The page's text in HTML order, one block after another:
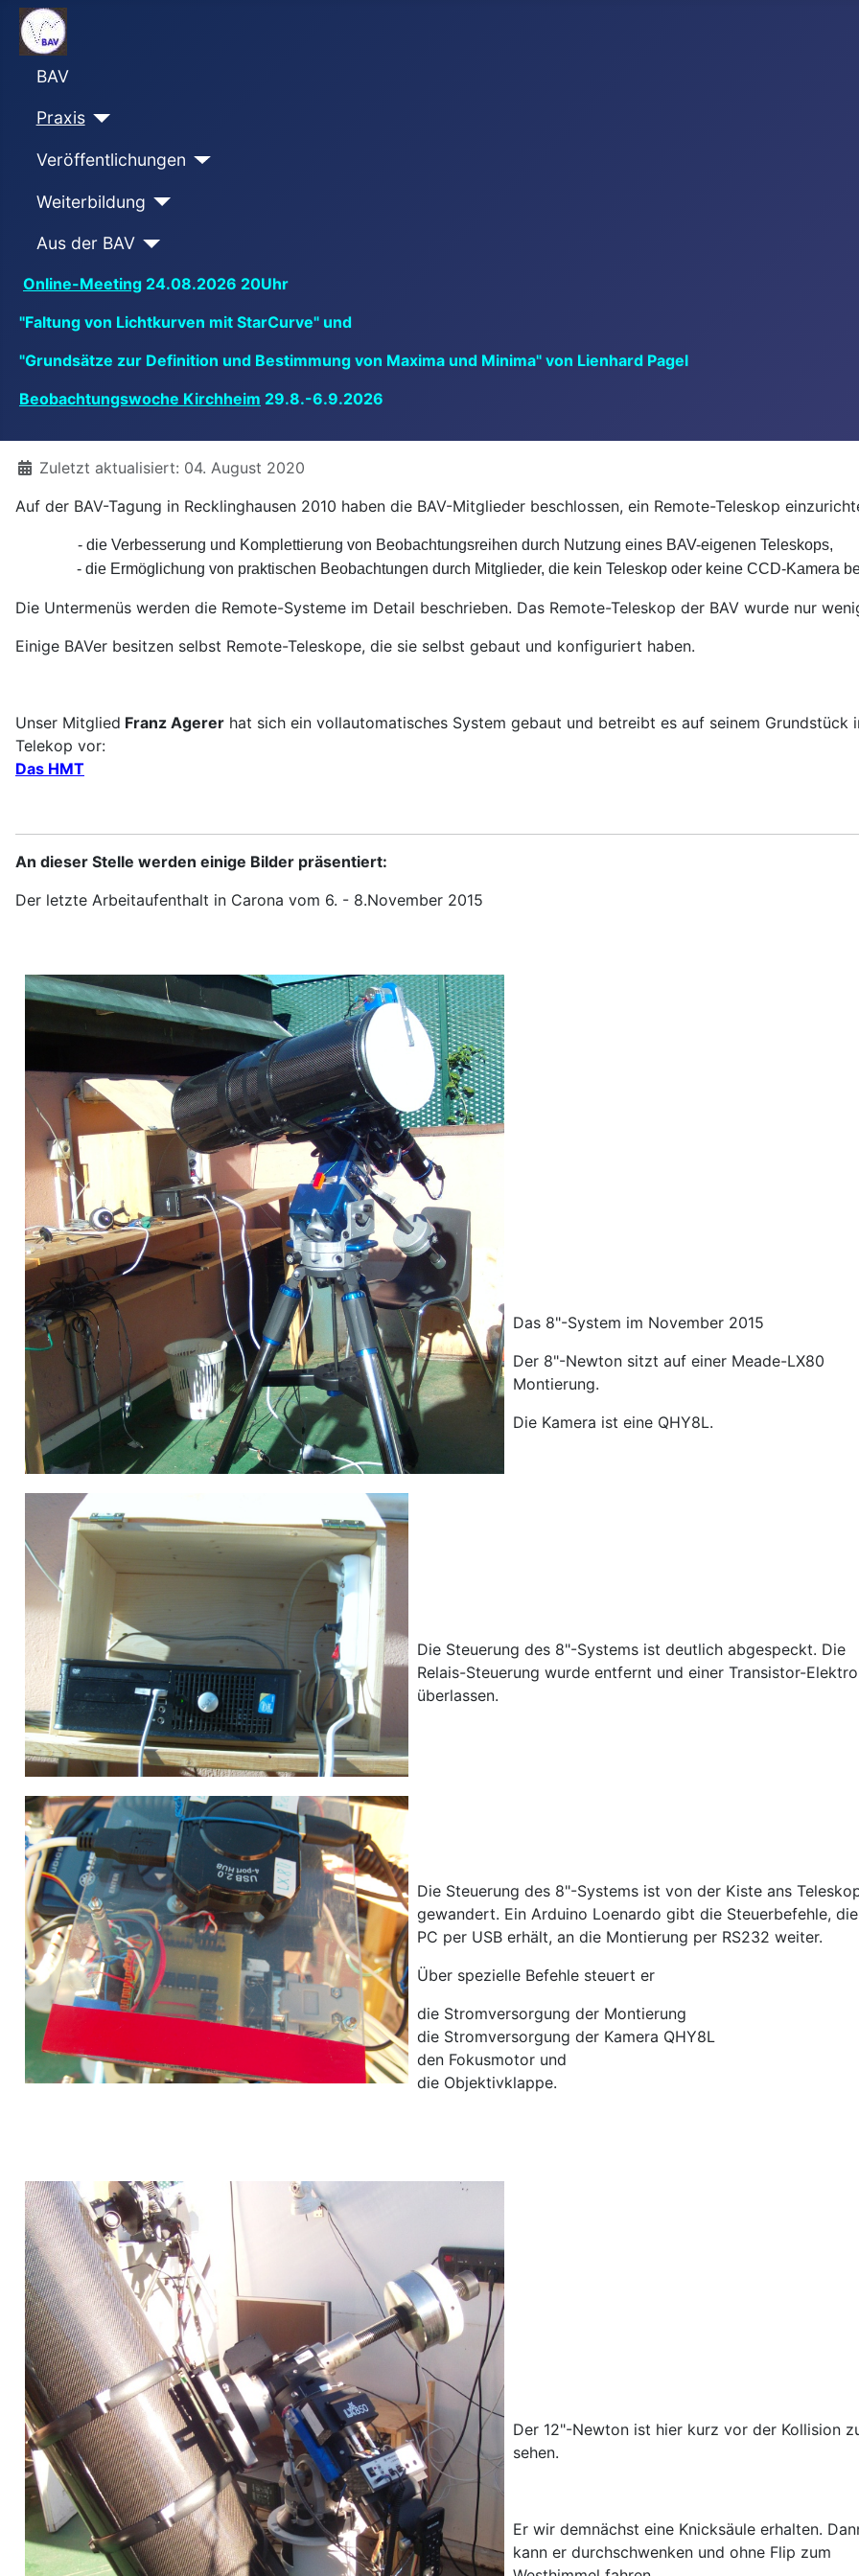
BAV
Praxis
Veröffentlichungen
Weiterbildung
Aus der BAV
Online-Meeting 24.08.2026 20Uhr
"Faltung von Lichtkurven mit StarCurve" und
"Grundsätze zur Definition und Bestimmung von Maxima und Minima" von Lienhard Pagel
Beobachtungswoche Kirchheim 29.8.-6.9.2026
DetailsZuletzt aktualisiert: 04. August 2020
Auf der BAV-Tagung in Recklinghausen 2010 haben die BAV-Mitglieder beschlossen, ein Remote-Teleskop
- die Verbesserung und Komplettierung von Beobachtungsreihen durch Nutzung eines BAV-eigenen Teleskops,
- die Ermöglichung von praktischen Beobachtungen durch Mitglieder, die kein Teleskop oder keine CCD-Kamera
Die Untermenüs werden die Remote-Systeme im Detail beschrieben. Das Remote-Teleskop der BAV wurde nur
Einige BAVer besitzen selbst Remote-Teleskope, die sie selbst gebaut und konfiguriert haben.
Unser Mitglied Franz Agerer hat sich ein vollautomatisches System gebaut und betreibt es auf seinem
Telekop vor:
Das HMT
An dieser Stelle werden einige Bilder präsentiert:
Der letzte Arbeitaufenthalt in Carona vom 6. - 8.November 2015
Das 8"-System im November 2015
Der 8"-Newton sitzt auf einer Meade-LX80
Montierung.
Die Kamera ist eine QHY8L.
Die Steuerung des 8"-Systems ist deutlich abgespeckt. Die
Relais-Steuerung wurde entfernt und einer Transistor-
überlassen.
Die Steuerung des 8"-Systems ist von der Kiste ans
gewandert. Ein Arduino Loenardo gibt die Steuerbefehle,
PC per USB erhält, an die Montierung per RS232 weiter.
Über spezielle Befehle steuert er
die Stromversorgung der Montierung
die Stromversorgung der Kamera QHY8L
den Fokusmotor und
die Objektivklappe.
Der 12"-Newton ist hier kurz vor der Kollision
sehen.
Er wir demnächst eine Knicksäule erhalten.
kann er durchschwenken und ohne Flip zum